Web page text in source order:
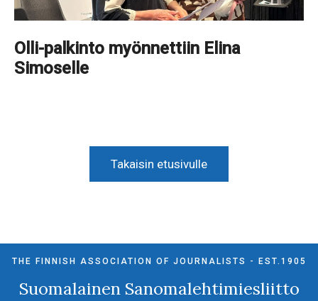
Olli-palkinto myönnettiin Elina
Simoselle
Takaisin etusivulle
THE FINNISH ASSOCIATION OF JOURNALISTS - EST.1905
Suomalainen Sanomalehtimiesliitto